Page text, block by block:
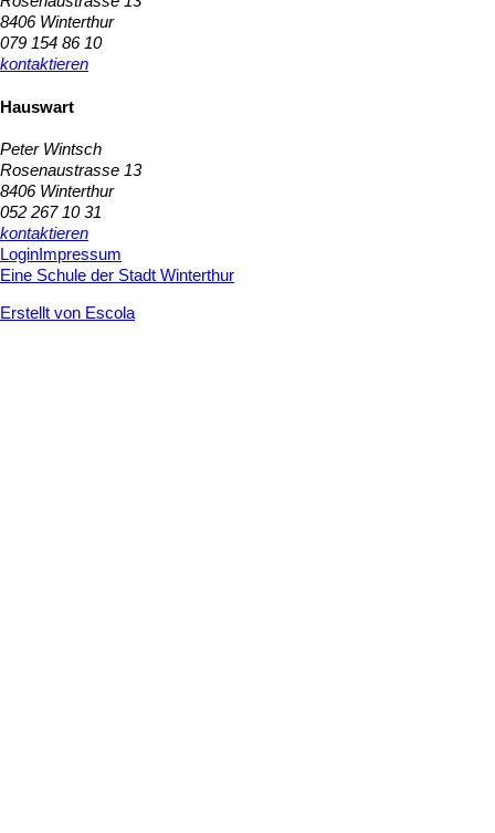
8406 Winterthur
079 154 86 10
kontaktieren
Hauswart
Peter Wintsch
Rosenaustrasse 13
8406 Winterthur
052 267 10 31
kontaktieren
Login Impressum
Eine Schule der Stadt Winterthur
Erstellt von Escola